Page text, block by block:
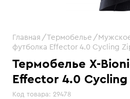
Термобелье X-
Effector 4.0
Код товара: 29478
Главная Термобелье
футболка Effector 4.0 Cycling